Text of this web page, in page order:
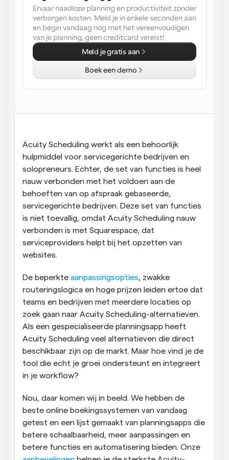
Supercharged planning met AI-gestuurde
oproepen
Workflow
Automatiseer planning en herinneringen
Blijf op de hoogte van het laatste nieuws en updates
Instant Vergaderingen
Ontvang een melding wanneer er iets gebeurt
Acuity Scheduling werkt als een behoorlijk
hulpmiddel voor servicegerichte bedrijven en
solopreneurs. Echter, de set van functies is heel
nauw verbonden met het voldoen aan de
behoeften van op afspraak gebaseerde,
servicegerichte bedrijven. Deze set van functies
is niet toevallig, omdat Acuity Scheduling nauw
verbonden is met Squarespace, dat
serviceproviders helpt bij het opzetten van
websites.
De beperkte aanpassingsopties, zwakke
routeringslogica en hoge prijzen leiden ertoe dat
teams en bedrijven met meerdere locaties op
zoek gaan naar Acuity Scheduling-alternatieven.
Als een gespecialiseerde planningsapp heeft
Acuity Scheduling veel alternatieven die direct
beschikbaar zijn op de markt. Maar hoe vind je de
tool die echt je groei ondersteunt en integreert
in je workflow?
Nou, daar komen wij in beeld. We hebben de
beste online boekingssystemen van vandaag
getest en een lijst gemaakt van planningsapps die
betere schaalbaarheid, meer aanpassingen en
Ervaar naadloze planning en productiviteit zonder
verborgen kosten. Meld je in enkele seconden aan
en begin vandaag nog met het vereenvoudigen
van je planning, geen creditcard vereist!
Meld je gratis aan
Boek een demo